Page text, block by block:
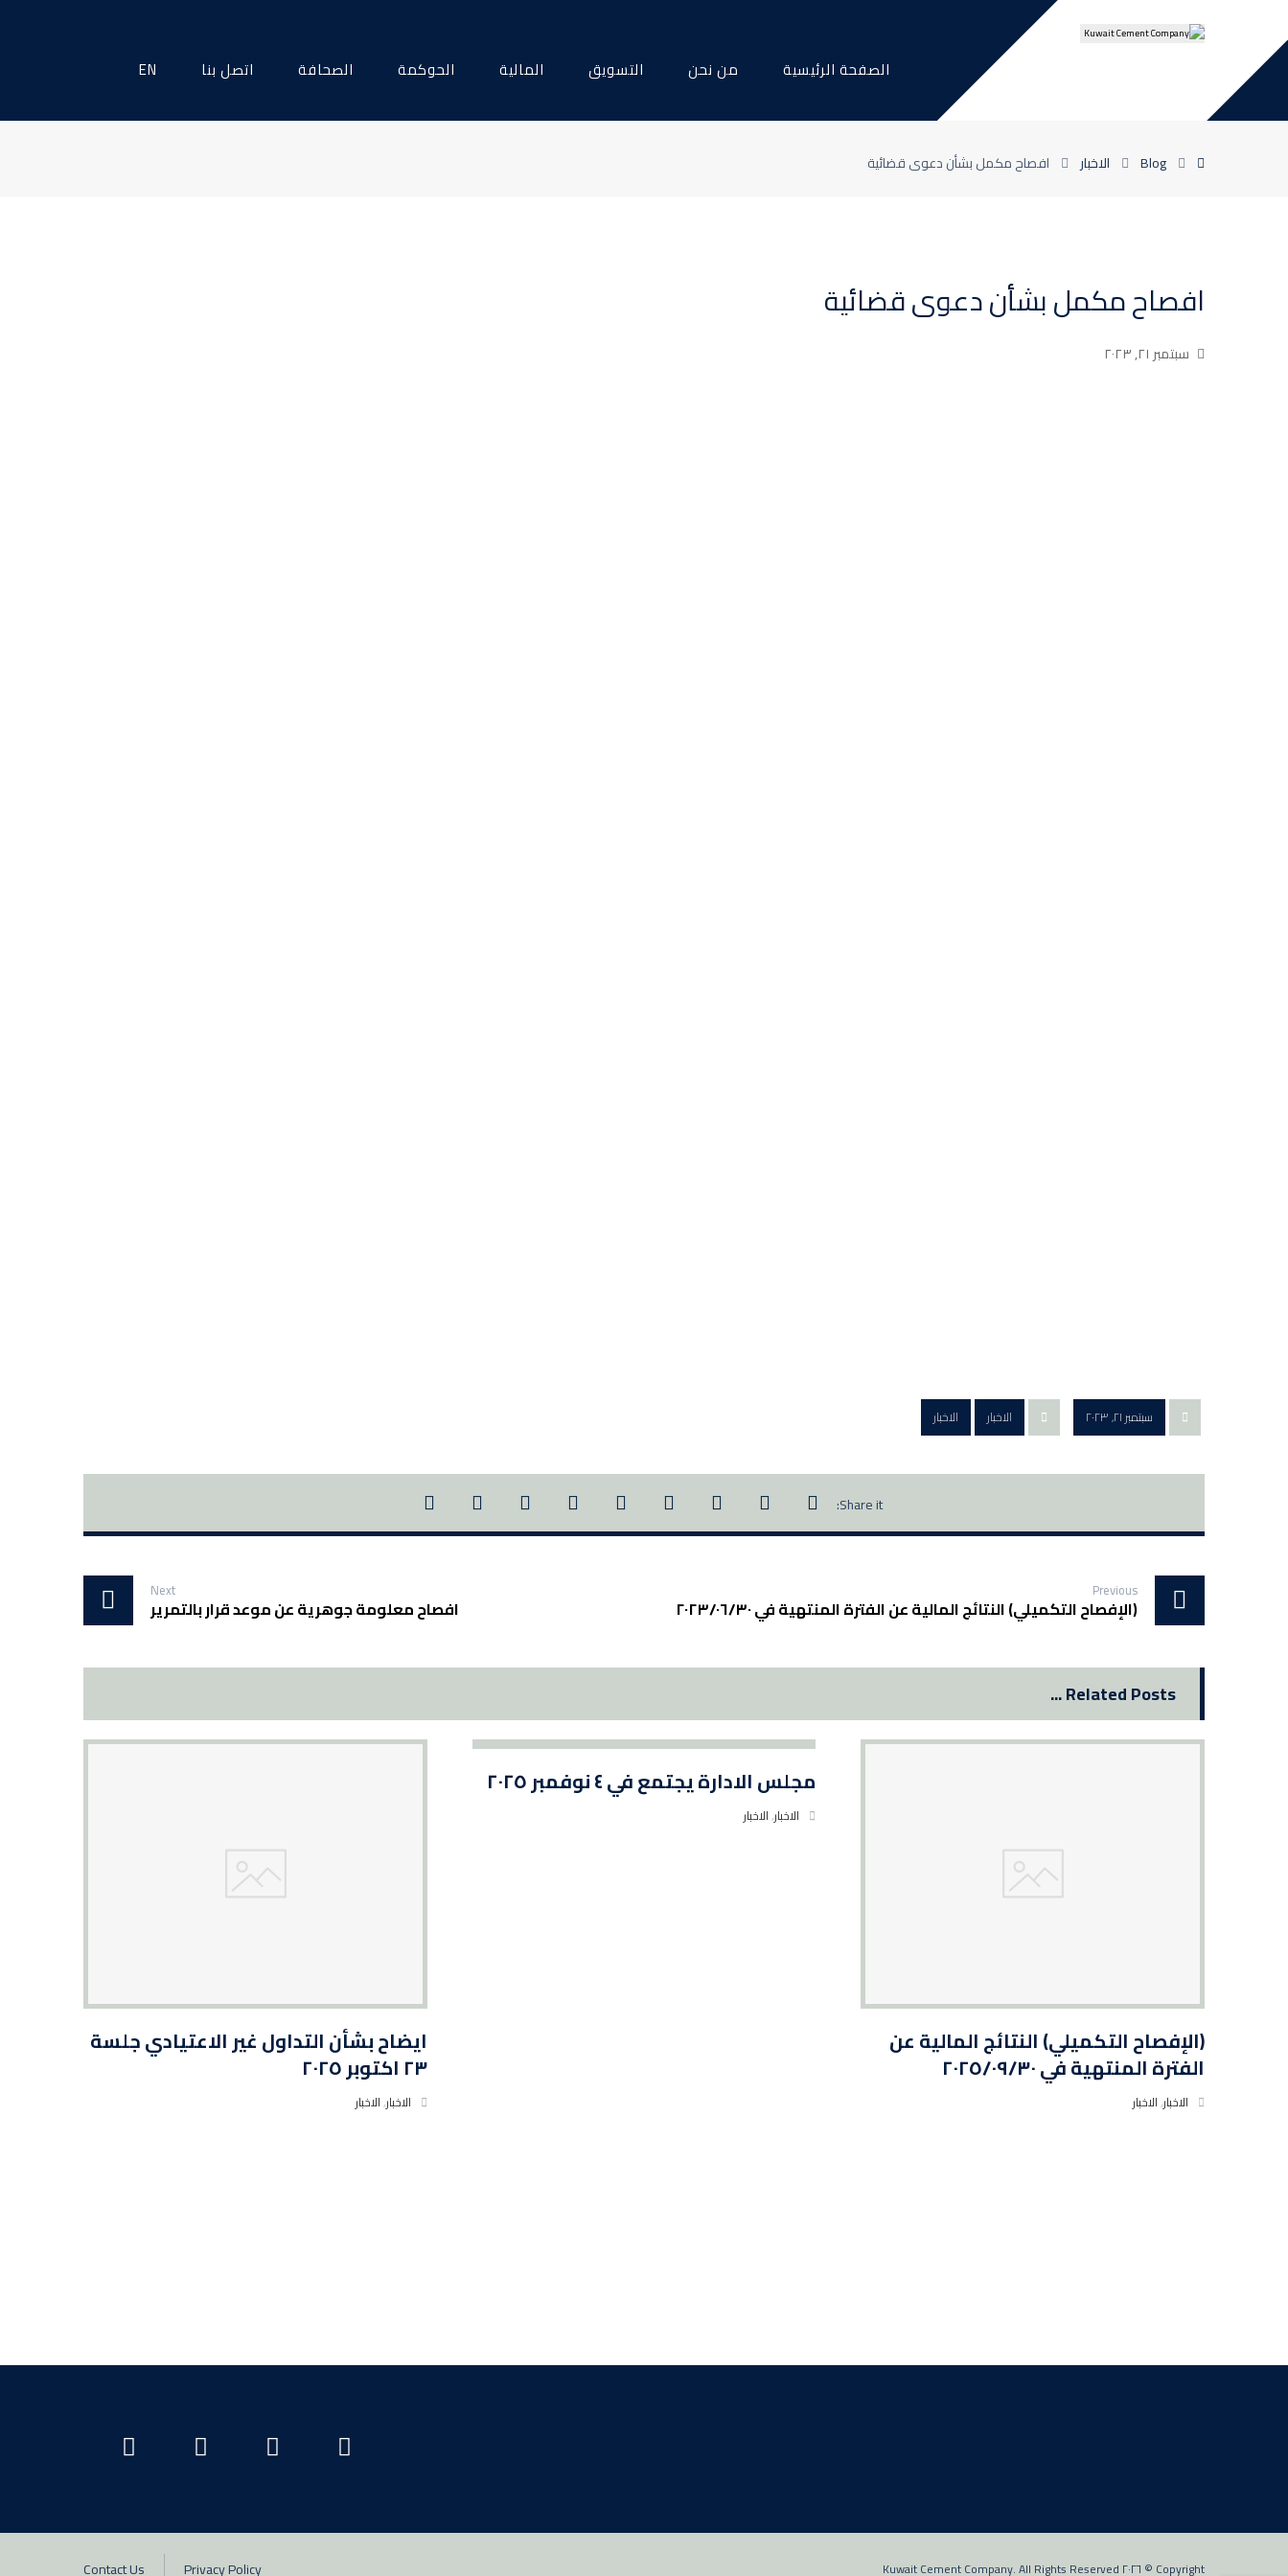
الصفحة الرئيسية من نحن التسويق المالية الحوكمة الصحافة اتصل بنا EN
Blog الاخبار افصاح مكمل بشأن دعوى قضائية
افصاح مكمل بشأن دعوى قضائية
سبتمبر ٢١, ٢٠٢٣
سبتمبر ٢١, ٢٠٢٣ الاخبار الاخبار
Previous
(الإفصاح التكميلي) النتائج المالية عن الفترة المنتهية في ٢٠٢٣/٠٦/٣٠
Next
افصاح معلومة جوهرية عن موعد قرار بالتمرير
Related Posts ...
(الإفصاح التكميلي) النتائج المالية عن
الفترة المنتهية في ٢٠٢٥/٠٩/٣٠
الاخبار,الاخبار
مجلس الادارة يجتمع في ٤ نوفمبر ٢٠٢٥
الاخبار,الاخبار
ايضاح بشأن التداول غير الاعتيادي جلسة
٢٣ اكتوبر ٢٠٢٥
الاخبار,الاخبار
Copyright © ٢٠٢٦ Kuwait Cement Company. All Rights Reserved Contact Us Privacy Policy